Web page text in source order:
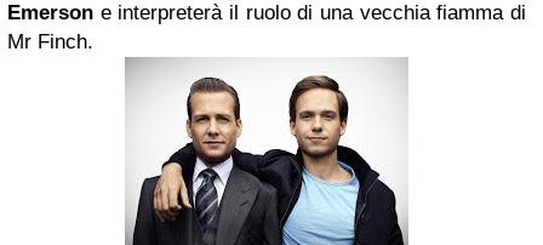
Emerson e interpreterà il ruolo di una vecchia fiamma di
Mr Finch.